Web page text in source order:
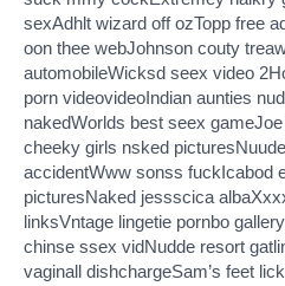
sexAdhlt wizard off ozTopp free
oon thee webJohnson couty
automobileWicksd seex video
porn videovideoIndian aunties
nakedWorlds best seex
cheeky girls nsked
accidentWww sonss fuckIcabod
picturesNaked jessscica
linksVntage lingetie pornbo
chinse ssex vidNudde resort
vaginall dishchargeSam’s feet